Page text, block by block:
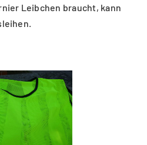
Leibchen braucht, kann